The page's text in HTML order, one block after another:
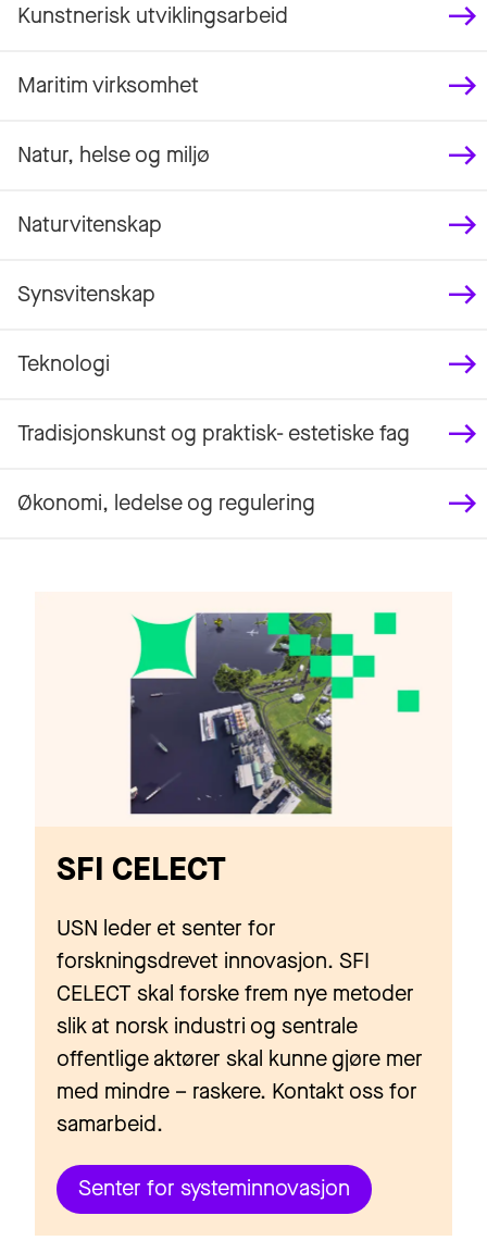
Kunstnerisk utviklingsarbeid
Maritim virksomhet
Natur, helse og miljø
Naturvitenskap
Synsvitenskap
Teknologi
Tradisjonskunst og praktisk- estetiske fag
Økonomi, ledelse og regulering
SFI CELECT
USN leder et senter for
forskningsdrevet innovasjon. SFI
CELECT skal forske frem nye metoder
slik at norsk industri og sentrale
offentlige aktører skal kunne gjøre mer
med mindre – raskere. Kontakt oss for
samarbeid.
Senter for systeminnovasjon